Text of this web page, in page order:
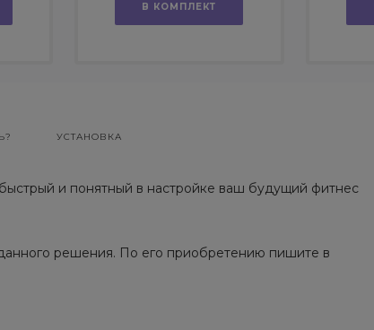
поисковиках
В КОМПЛЕКТ
УСТАНОВКА
и понятный в настройке ваш будущий фитнес
решения. По его приобретению пишите в